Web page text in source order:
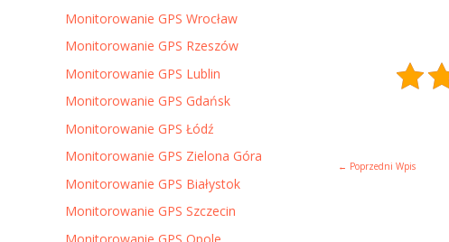
Monitorowanie GPS Wrocław
Monitorowanie GPS Rzeszów
Monitorowanie GPS Lublin
Monitorowanie GPS Gdańsk
Monitorowanie GPS Łódź
Monitorowanie GPS Zielona Góra
Monitorowanie GPS Białystok
Monitorowanie GPS Szczecin
Monitorowanie GPS Opole
← Poprzedni Wpis